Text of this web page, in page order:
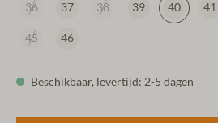
36 37 38 39 40 41
45 46
Beschikbaar, levertijd: 2-5 dagen